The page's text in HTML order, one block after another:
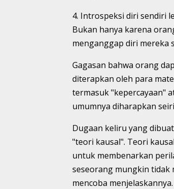
4. Introspeksi diri sendiri
Bukan hanya karena
menganggap diri mereka
Gagasan bahwa orang
diterapkan oleh para
termasuk "kepercayaan"
umumnya diharapkan
Dugaan keliru yang
"teori kausal". Teori
untuk membenarkan
seseorang mungkin tidak
mencoba